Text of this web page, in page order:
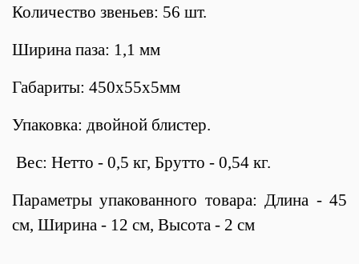
Количество звеньев: 56 шт.
Ширина паза: 1,1 мм
Габариты: 450х55х5мм
Упаковка: двойной блистер.
Вес: Нетто - 0,5 кг, Брутто - 0,54 кг.
Параметры упакованного товара: Длина - 45
см, Ширина - 12 см, Высота - 2 см